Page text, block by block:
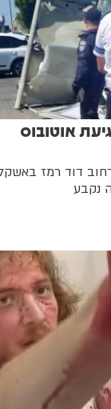
אוטובוס
דוד רמז
נקבע